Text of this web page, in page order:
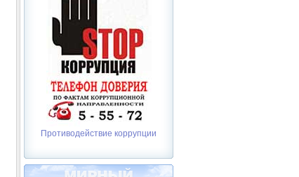
Противодействие коррупции